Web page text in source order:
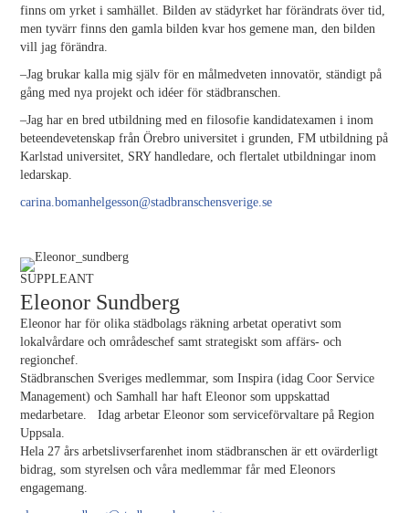
finns om yrket i samhället. Bilden av städyrket har förändrats över tid,
men tyvärr finns den gamla bilden kvar hos gemene man, den bilden
vill jag förändra.
–Jag brukar kalla mig själv för en målmedveten innovatör, ständigt på
gång med nya projekt och idéer för städbranschen.
–Jag har en bred utbildning med en filosofie kandidatexamen i inom
beteendevetenskap från Örebro universitet i grunden, FM utbildning på
Karlstad universitet, SRY handledare, och flertalet utbildningar inom
ledarskap.
carina.bomanhelgesson@stadbranschensverige.se
SUPPLEANT
Eleonor Sundberg
Eleonor har för olika städbolags räkning arbetat operativt som
lokalvårdare och områdeschef samt strategiskt som affärs- och
regionchef.
Städbranschen Sveriges medlemmar, som Inspira (idag Coor Service
Management) och Samhall har haft Eleonor som uppskattad
medarbetare. Idag arbetar Eleonor som serviceförvaltare på Region
Uppsala.
Hela 27 års arbetslivserfarenhet inom städbranschen är ett ovärderligt
bidrag, som styrelsen och våra medlemmar får med Eleonors
engagemang.